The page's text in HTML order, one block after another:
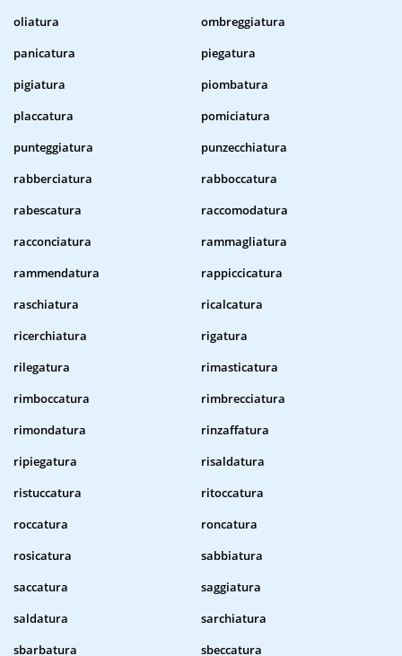
oliatura
ombreggiatura
panicatura
piegatura
pigiatura
piombatura
placcatura
pomiciatura
punteggiatura
punzecchiatura
rabberciatura
rabboccatura
rabescatura
raccomodatura
racconciatura
rammagliatura
rammendatura
rappiccicatura
raschiatura
ricalcatura
ricerchiatura
rigatura
rilegatura
rimasticatura
rimboccatura
rimbrecciatura
rimondatura
rinzaffatura
ripiegatura
risaldatura
ristuccatura
ritoccatura
roccatura
roncatura
rosicatura
sabbiatura
saccatura
saggiatura
saldatura
sarchiatura
sbarbatura
sbeccatura